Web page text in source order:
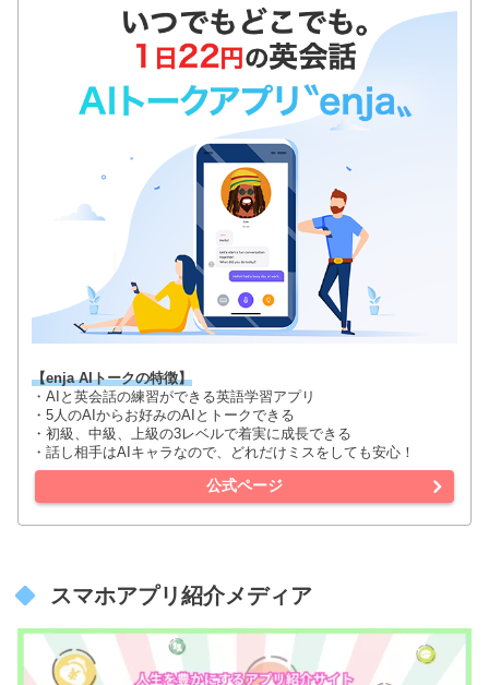
【enja AIトークの特徴】
・AIと英会話の練習ができる英語学習アプリ
・5人のAIからお好みのAIとトークできる
・初級、中級、上級の3レベルで着実に成長できる
・話し相手はAIキャラなので、どれだけミスをしても安心！
公式ページ
スマホアプリ紹介メディア